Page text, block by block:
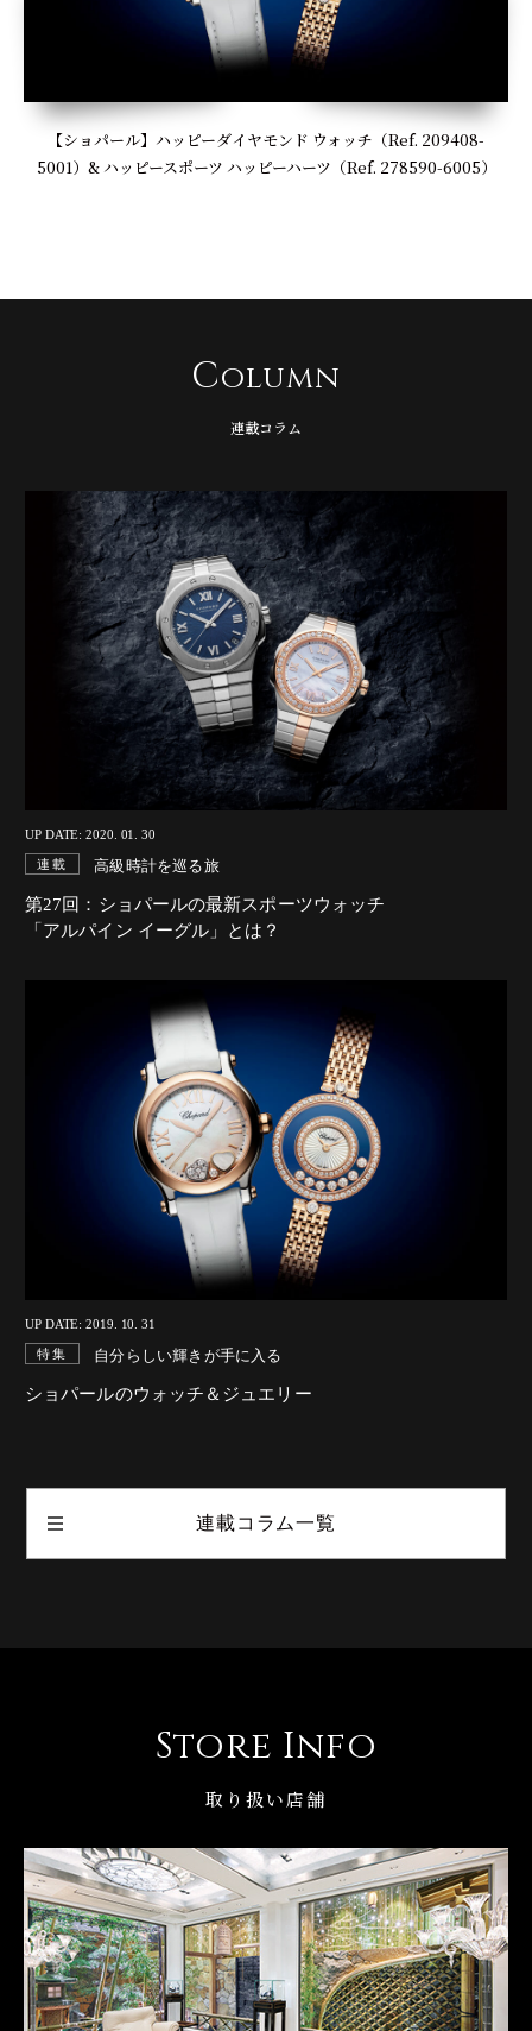
【ショパール】ハッピーダイヤモンド ウォッチ（Ref. 209408-
5001）& ハッピースポーツ ハッピーハーツ（Ref. 278590-6005）
Column
連載コラム
UP DATE: 2020. 01. 30
連載 高級時計を巡る旅
第27回：ショパールの最新スポーツウォッチ
「アルパイン イーグル」とは？
UP DATE: 2019. 10. 31
特集 自分らしい輝きが手に入る
ショパールのウォッチ＆ジュエリー
連載コラム一覧
Store Info
取り扱い店舗